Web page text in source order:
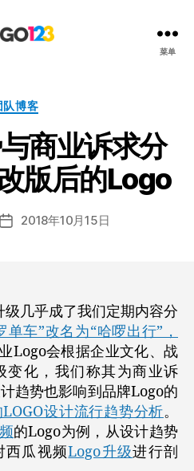
设
计
博
客
菜单
分
队博客
商业诉求分
版后的Logo
发 2018年10月15日
级几乎成了我们定期内容分
单车”改名为“哈啰出行”，
Logo会根据企业文化、战
变化，我们称其为商业诉
趋势也影响到品牌Logo的
设计流行趋势分析。
的Logo为例，从设计趋势
西瓜视频Logo升级进行剖